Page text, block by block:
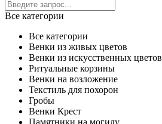
Все категории
Все категории
Венки из живых цветов
Венки из искусственных цветов
Ритуальные корзины
Венки на возложение
Текстиль для похорон
Гробы
Венки Крест
Памятники на могилу